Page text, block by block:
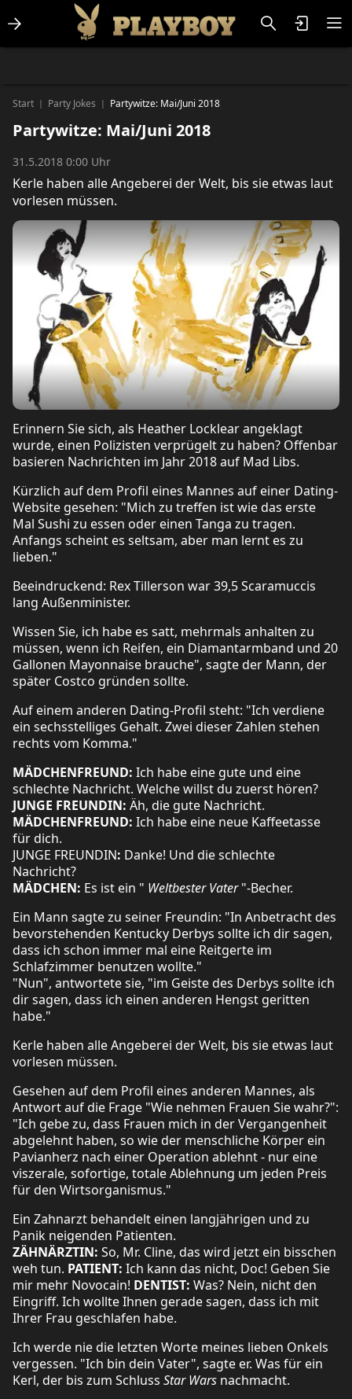
Start | Party Jokes | Partywitze: Mai/Juni 2018
Partywitze: Mai/Juni 2018
31.5.2018 0:00 Uhr
Kerle haben alle Angeberei der Welt, bis sie etwas laut
vorlesen müssen.
Erinnern Sie sich, als Heather Locklear angeklagt
wurde, einen Polizisten verprügelt zu haben? Offenbar
basieren Nachrichten im Jahr 2018 auf Mad Libs.
Kürzlich auf dem Profil eines Mannes auf einer Dating-
Website gesehen: "Mich zu treffen ist wie das erste
Mal Sushi zu essen oder einen Tanga zu tragen.
Anfangs scheint es seltsam, aber man lernt es zu
lieben."
Beeindruckend: Rex Tillerson war 39,5 Scaramuccis
lang Außenminister.
Wissen Sie, ich habe es satt, mehrmals anhalten zu
müssen, wenn ich Reifen, ein Diamantarmband und 20
Gallonen Mayonnaise brauche", sagte der Mann, der
später Costco gründen sollte.
Auf einem anderen Dating-Profil steht: "Ich verdiene
ein sechsstelliges Gehalt. Zwei dieser Zahlen stehen
rechts vom Komma."
MÄDCHENFREUND: Ich habe eine gute und eine
schlechte Nachricht. Welche willst du zuerst hören?
JUNGE FREUNDIN: Äh, die gute Nachricht.
MÄDCHENFREUND: Ich habe eine neue Kaffeetasse
für dich.
JUNGE FREUNDIN: Danke! Und die schlechte
Nachricht?
MÄDCHEN: Es ist ein " Weltbester Vater"-Becher.
Ein Mann sagte zu seiner Freundin: "In Anbetracht des
bevorstehenden Kentucky Derbys sollte ich dir sagen,
dass ich schon immer mal eine Reitgerte im
Schlafzimmer benutzen wollte."
"Nun", antwortete sie, "im Geiste des Derbys sollte ich
dir sagen, dass ich einen anderen Hengst geritten
habe."
Kerle haben alle Angeberei der Welt, bis sie etwas laut
vorlesen müssen.
Gesehen auf dem Profil eines anderen Mannes, als
Antwort auf die Frage "Wie nehmen Frauen Sie wahr?":
"Ich gebe zu, dass Frauen mich in der Vergangenheit
abgelehnt haben, so wie der menschliche Körper ein
Pavianherz nach einer Operation ablehnt - nur eine
viszerale, sofortige, totale Ablehnung um jeden Preis
für den Wirtsorganismus."
Ein Zahnarzt behandelt einen langjährigen und zu
Panik neigenden Patienten.
ZÄHNÄRZTIN: So, Mr. Cline, das wird jetzt ein bisschen
weh tun. PATIENT: Ich kann das nicht, Doc! Geben Sie
mir mehr Novocain! DENTIST: Was? Nein, nicht den
Eingriff. Ich wollte Ihnen gerade sagen, dass ich mit
Ihrer Frau geschlafen habe.
Ich werde nie die letzten Worte meines lieben Onkels
vergessen. "Ich bin dein Vater", sagte er. Was für ein
Kerl, der bis zum Schluss Star Wars nachmacht.